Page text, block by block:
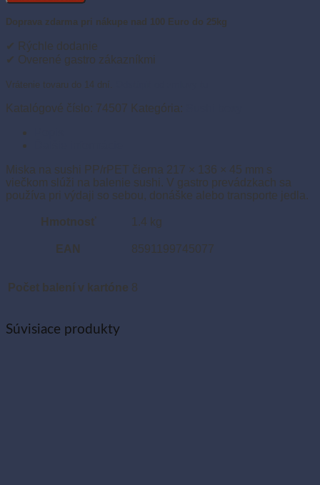
na
sushi
čierna
217
136
45
s
viečkom
sád)
Doprava zdarma pri nákupe nad 100 Euro do 25kg
✔ Rýchle dodanie
✔ Overené gastro zákazníkmi
Vrátenie tovaru do 14 dní.
Katalógové číslo: 74507 Kategória:
Miska na sushi PP/rPET čierna 217 × 136 × 45 mm s
viečkom slúži na balenie sushi. V gastro prevádzkach sa
používa pri výdaji so sebou, donáške alebo transporte jedla.
Hmotnosť 1.4 kg
EAN 8591199745077
Počet balení v kartóne 8
Súvisiace produkty